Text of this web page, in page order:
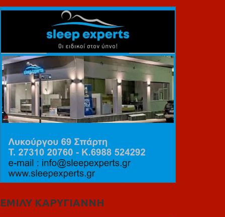
ΕΜΙΛΥ ΚΑΡΥΓΙΑΝΝΗ